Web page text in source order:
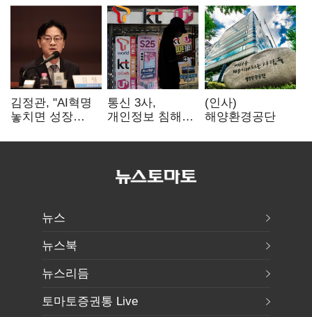
김정관, "AI혁명
놓치면 성장
메가프로젝트·
통신 3사,
개인정보 침해
시정…공정위
강화"
(인사)
해양환경공단
뉴스
뉴스북
뉴스리듬
토마토증권통 Live